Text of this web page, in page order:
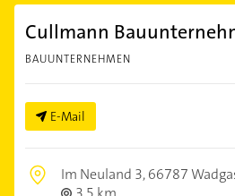
Cullmann
BAUUNTERNEHMEN
E-Mail
Im Neuland 3,66787